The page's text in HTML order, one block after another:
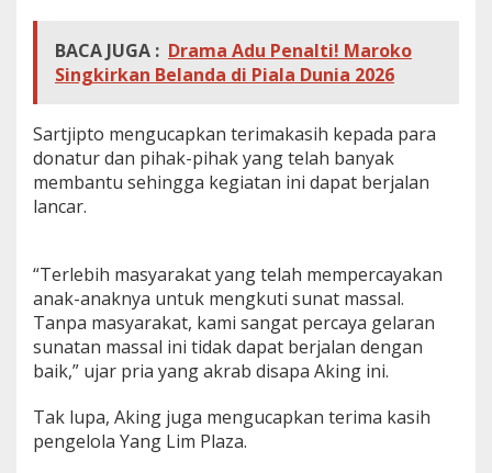
BACA JUGA : Drama Adu Penalti! Maroko
Singkirkan Belanda di Piala Dunia 2026
Sartjipto mengucapkan terimakasih kepada para
donatur dan pihak-pihak yang telah banyak
membantu sehingga kegiatan ini dapat berjalan
lancar.
“Terlebih masyarakat yang telah mempercayakan
anak-anaknya untuk mengkuti sunat massal.
Tanpa masyarakat, kami sangat percaya gelaran
sunatan massal ini tidak dapat berjalan dengan
baik,” ujar pria yang akrab disapa Aking ini.
Tak lupa, Aking juga mengucapkan terima kasih
pengelola Yang Lim Plaza.